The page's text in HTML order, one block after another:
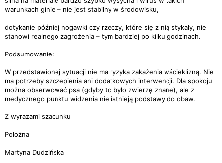
warunkach ginie – nie jest stabilny w środowisku,
dotykanie później nogawki czy rzeczy, które się z nią stykały, nie
stanowi realnego zagrożenia – tym bardziej po kilku godzinach.
Podsumowanie:
W przedstawionej sytuacji nie ma ryzyka zakażenia wścieklizną. Nie
ma potrzeby szczepienia ani dodatkowych interwencji. Dla spokoju
można obserwować psa (gdyby to było zwierzę znane), ale z
medycznego punktu widzenia nie istnieją podstawy do obaw.
Z wyrazami szacunku
Położna
Martyna Dudzińska